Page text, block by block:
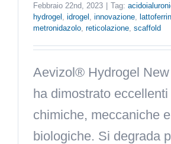
Febbraio 22nd, 2023 Tag:
hydrogel
idrogel innovazione
metronidazolo reticolazione scaffold
Aevizol® Hydrogel
ha dimostrato
chimiche, meccaniche e
biologiche. Si degrada